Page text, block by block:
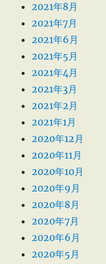
2021年8月
2021年7月
2021年6月
2021年5月
2021年4月
2021年3月
2021年2月
2021年1月
2020年12月
2020年11月
2020年10月
2020年9月
2020年8月
2020年7月
2020年6月
2020年5月